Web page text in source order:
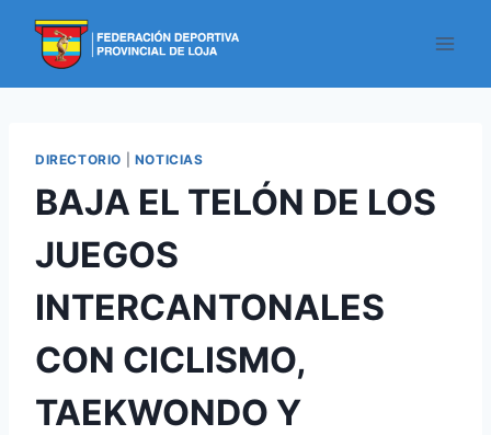
DIRECTORIO NOTICIAS
BAJA EL TELÓN DE LOS
JUEGOS
INTERCANTONALES
CON CICLISMO,
TAEKWONDO Y